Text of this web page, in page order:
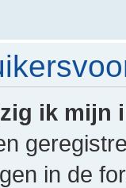
ik mijn
in de